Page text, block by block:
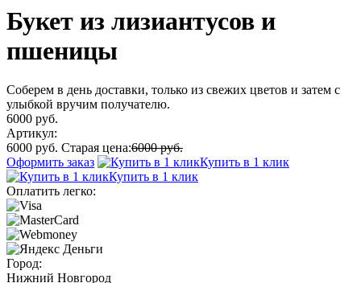
Букет из лизиантусов и
пшеницы
Соберем в день доставки, только из свежих цветов и затем с
улыбкой вручим получателю.
6000 руб.
Артикул:
6000 руб. Старая цена:6000 руб.
Оформить заказ
Купить в 1 клик
Купить в 1 клик
Оплатить легко:
Город:
Нижний Новгород